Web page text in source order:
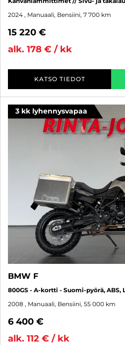
2024 , Manuaali, Bensiini, 7 700 km
15 220 €
alk. 178 € / kk
KATSO TIEDOT
3 kk lyhennysvapaa
BMW F
800GS - A-kortti - Suomi-pyörä, ABS,
2008 , Manuaali, Bensiini, 55 000 km
6 400 €
alk. 112 € / kk